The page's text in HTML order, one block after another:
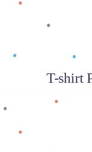
T-shirt